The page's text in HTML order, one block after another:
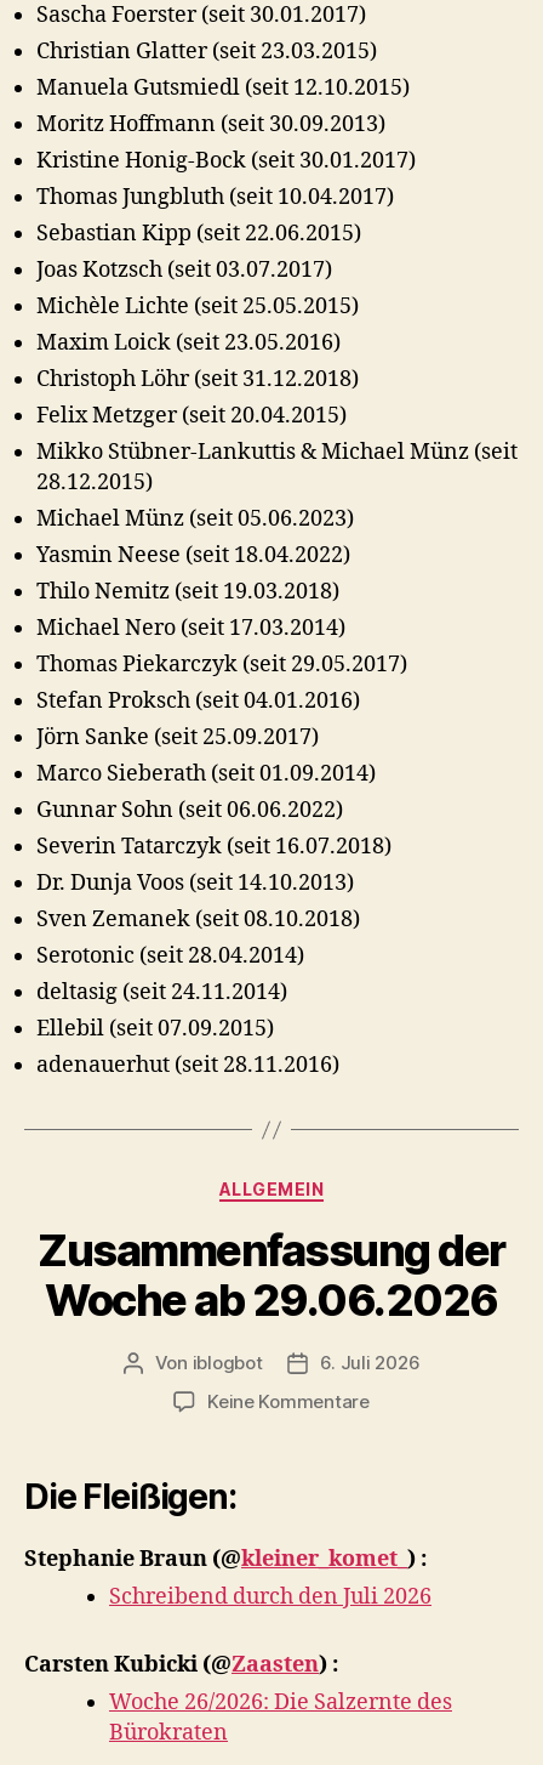
Sascha Foerster (seit 30.01.2017)
Christian Glatter (seit 23.03.2015)
Manuela Gutsmiedl (seit 12.10.2015)
Moritz Hoffmann (seit 30.09.2013)
Kristine Honig-Bock (seit 30.01.2017)
Thomas Jungbluth (seit 10.04.2017)
Sebastian Kipp (seit 22.06.2015)
Joas Kotzsch (seit 03.07.2017)
Michèle Lichte (seit 25.05.2015)
Maxim Loick (seit 23.05.2016)
Christoph Löhr (seit 31.12.2018)
Felix Metzger (seit 20.04.2015)
Mikko Stübner-Lankuttis & Michael Münz (seit
28.12.2015)
Michael Münz (seit 05.06.2023)
Yasmin Neese (seit 18.04.2022)
Thilo Nemitz (seit 19.03.2018)
Michael Nero (seit 17.03.2014)
Thomas Piekarczyk (seit 29.05.2017)
Stefan Proksch (seit 04.01.2016)
Jörn Sanke (seit 25.09.2017)
Marco Sieberath (seit 01.09.2014)
Gunnar Sohn (seit 06.06.2022)
Severin Tatarczyk (seit 16.07.2018)
Dr. Dunja Voos (seit 14.10.2013)
Sven Zemanek (seit 08.10.2018)
Serotonic (seit 28.04.2014)
deltasig (seit 24.11.2014)
Ellebil (seit 07.09.2015)
adenauerhut (seit 28.11.2016)
Kategorien
ALLGEMEIN
Zusammenfassung der
Woche ab 29.06.2026
Beitragsautor
Von iblogbot Veröffentlichungsdatum
6. Juli 2026
Keine Kommentarezu
Die Fleißigen:
Stephanie Braun (@kleiner_komet_ ) :
Schreibend durch den Juli 2026
Carsten Kubicki (@Zaasten) :
Woche 26/2026: Die Salzernte des
Bürokraten